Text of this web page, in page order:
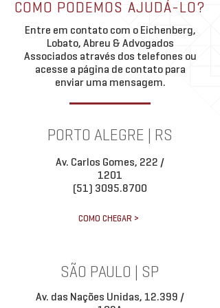
multas e juros. Em artigo, o sócio
Marcelo Czerner, da equ
PORTO ALEGRE | RS
Av. Carlos Gomes, 222 /
1201
(51) 3095.8700
COMO CHEGAR >
SÃO PAULO | SP
Av. das Nações Unidas, 12.399 /
COMO PODEMOS AJUDÁ-LO?
Entre em contato com o Eichenberg,
Lobato, Abreu & Advogados
Associados através dos telefones ou
acesse a página de contato para
enviar uma mensagem.